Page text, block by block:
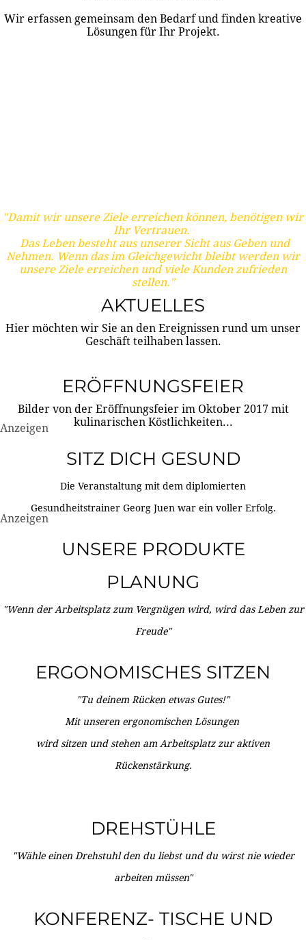
Wir erfassen gemeinsam den Bedarf und finden kreative
Lösungen für Ihr Projekt.
"Damit wir unsere Ziele erreichen können, benötigen wir
Ihr Vertrauen.
Das Leben besteht aus unserer Sicht aus Geben und
Nehmen. Wenn das im Gleichgewicht bleibt werden wir
unsere Ziele erreichen und viele Kunden zufrieden
stellen."
AKTUELLES
Hier möchten wir Sie an den Ereignissen rund um unser
Geschäft teilhaben lassen.
ERÖFFNUNGSFEIER
Bilder von der Eröffnungsfeier im Oktober 2017 mit
kulinarischen Köstlichkeiten...
Anzeigen
SITZ DICH GESUND
Die Veranstaltung mit dem diplomierten
Gesundheitstrainer Georg Juen war ein voller Erfolg.
Anzeigen
UNSERE PRODUKTE
PLANUNG
"Wenn der Arbeitsplatz zum Vergnügen wird, wird das Leben zur
Freude"
ERGONOMISCHES SITZEN
"Tu deinem Rücken etwas Gutes!"
Mit unseren ergonomischen Lösungen
wird sitzen und stehen am Arbeitsplatz zur aktiven
Rückenstärkung.
DREHSTÜHLE
"Wähle einen Drehstuhl den du liebst und du wirst nie wieder
arbeiten müssen"
KONFERENZ- TISCHE UND